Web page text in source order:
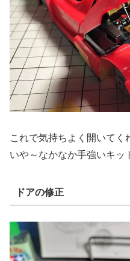
これで気持ちよく開いてく
いや～なかなか手強いキッ
ドアの修正